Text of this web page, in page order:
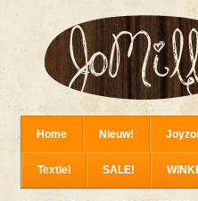
Home Nieuw!
Textiel SALE!